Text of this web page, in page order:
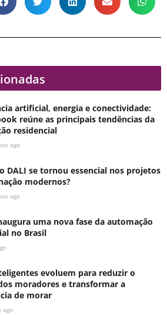
artificial, energia e conectividade:
reúne as principais tendências da
residencial
ago
DALI se tornou essencial nos projetos
modernos?
ago
uma nova fase da automação
no Brasil
evoluem para reduzir o
moradores e transformar a
de morar
ago